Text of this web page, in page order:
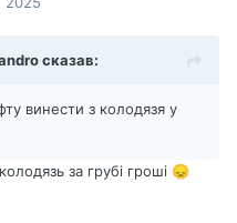
сказав:
винести з колодязя у
за грубі гроші 😞